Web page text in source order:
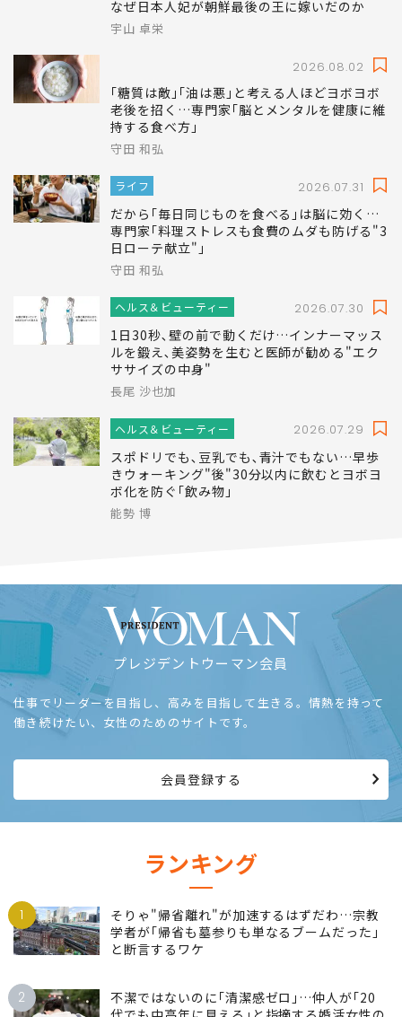
なぜ日本人妃が朝鮮最後の王に嫁いだのか
宇山 卓栄
2026.08.02
｢糖質は敵｣｢油は悪｣と考える人ほどヨボヨボ
老後を招く…専門家｢脳とメンタルを健康に維
持する食べ方｣
守田 和弘
ライフ 2026.07.31
だから｢毎日同じものを食べる｣は脳に効く…
専門家｢料理ストレスも食費のムダも防げる"3
日ローテ献立"｣
守田 和弘
ヘルス＆ビューティー 2026.07.30
1日30秒､壁の前で動くだけ…インナーマッス
ルを鍛え､美姿勢を生むと医師が勧める"エク
ササイズの中身"
長尾 沙也加
ヘルス＆ビューティー 2026.07.29
スポドリでも､豆乳でも､青汁でもない…早歩
きウォーキング"後"30分以内に飲むとヨボヨ
ボ化を防ぐ｢飲み物｣
能勢 博
プレジデントウーマン会員
仕事でリーダーを目指し、高みを目指して生きる。情熱を持って
働き続けたい、女性のためのサイトです。
会員登録する
ランキング
1
そりゃ"帰省離れ"が加速するはずだわ…宗教
学者が｢帰省も墓参りも単なるブームだった｣
と断言するワケ
2
不潔ではないのに｢清潔感ゼロ｣…仲人が｢20